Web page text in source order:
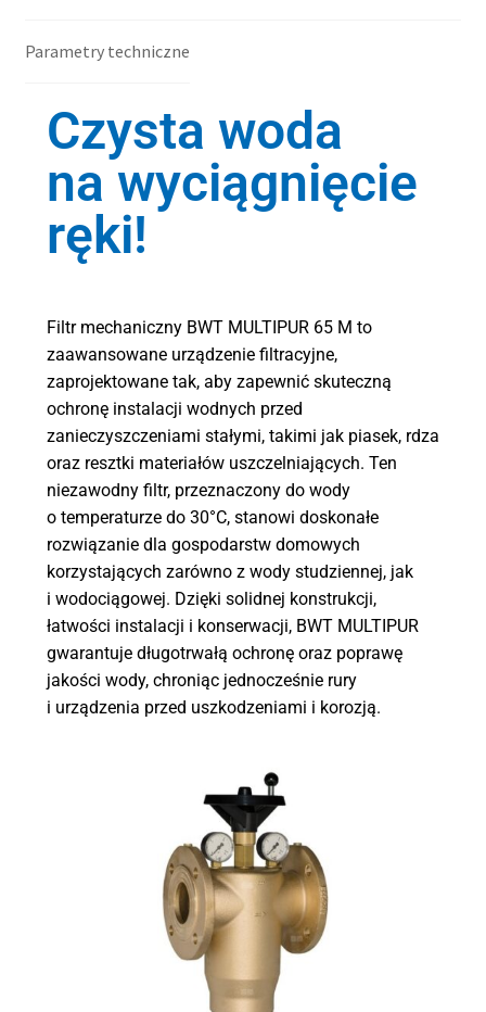
Parametry techniczne
Czysta woda
na wyciągnięcie
ręki!
Filtr mechaniczny BWT MULTIPUR 65 M to
zaawansowane urządzenie filtracyjne,
zaprojektowane tak, aby zapewnić skuteczną
ochronę instalacji wodnych przed
zanieczyszczeniami stałymi, takimi jak piasek, rdza
oraz resztki materiałów uszczelniających. Ten
niezawodny filtr, przeznaczony do wody
o temperaturze do 30°C, stanowi doskonałe
rozwiązanie dla gospodarstw domowych
korzystających zarówno z wody studziennej, jak
i wodociągowej. Dzięki solidnej konstrukcji,
łatwości instalacji i konserwacji, BWT MULTIPUR
gwarantuje długotrwałą ochronę oraz poprawę
jakości wody, chroniąc jednocześnie rury
i urządzenia przed uszkodzeniami i korozją.